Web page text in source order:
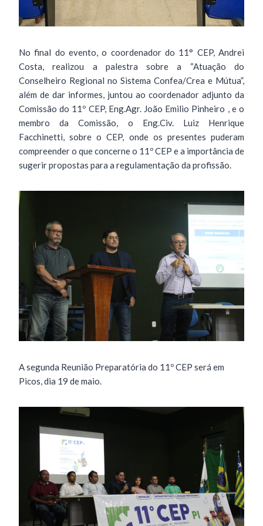
No final do evento, o coordenador do 11° CEP, Andrei
Costa, realizou a palestra sobre a “Atuação do
Conselheiro Regional no Sistema Confea/Crea e Mútua”,
além de dar informes, juntou ao coordenador adjunto da
Comissão do 11º CEP, Eng.Agr. João Emilio Pinheiro , e o
membro da Comissão, o Eng.Civ. Luiz Henrique
Facchinetti, sobre o CEP, onde os presentes puderam
compreender o que concerne o 11º CEP e a importância de
sugerir propostas para a regulamentação da profissão.
A segunda Reunião Preparatória do 11º CEP será em
Picos, dia 19 de maio.